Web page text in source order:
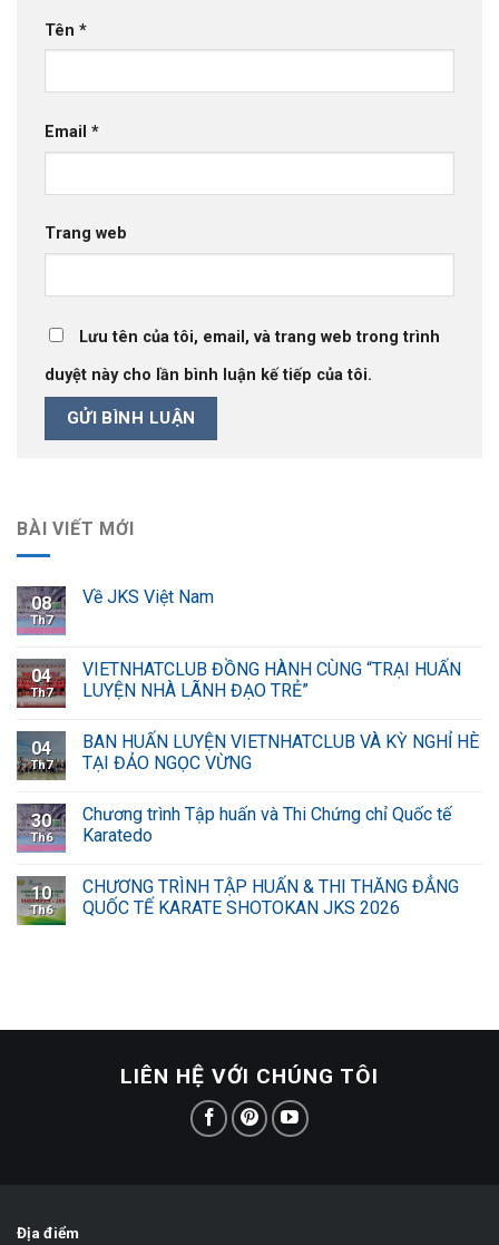
BÀI VIẾT MỚI
08
Th7
Về JKS Việt Nam
04
Th7
VIETNHATCLUB ĐỒNG HÀNH CÙNG “TRẠI HUẤN
LUYỆN NHÀ LÃNH ĐẠO TRẺ”
04
Th7
BAN HUẤN LUYỆN VIETNHATCLUB VÀ KỲ NGHỈ HÈ
TẠI ĐẢO NGỌC VỪNG
30
Th6
Chương trình Tập huấn và Thi Chứng chỉ Quốc tế
Karatedo
10
Th6
CHƯƠNG TRÌNH TẬP HUẤN & THI THĂNG ĐẲNG
QUỐC TẾ KARATE SHOTOKAN JKS 2026
Tên *
Email *
Trang web
Lưu tên của tôi, email, và trang web trong trình
duyệt này cho lần bình luận kế tiếp của tôi.
LIÊN HỆ VỚI CHÚNG TÔI
Địa điểm